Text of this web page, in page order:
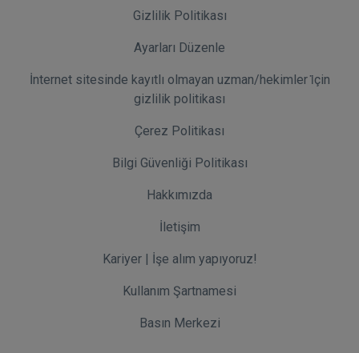
Gizlilik Politikası
Ayarları Düzenle
İnternet sitesinde kayıtlı olmayan uzman/hekimler i̇çin
gizlilik politikası
Çerez Politikası
Bilgi Güvenliği Politikası
Hakkımızda
İletişim
Kariyer | İşe alım yapıyoruz!
Kullanım Şartnamesi
Basın Merkezi